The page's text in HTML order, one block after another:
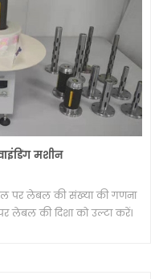
मशीन
पर लेबल की संख्या की गणना
लेबल की दिशा को उल्टा करें।